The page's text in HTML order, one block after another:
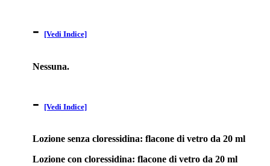
- [Vedi Indice]
Nessuna.
- [Vedi Indice]
Lozione senza cloressidina: flacone di vetro da 20 ml
Lozione con cloressidina: flacone di vetro da 20 ml